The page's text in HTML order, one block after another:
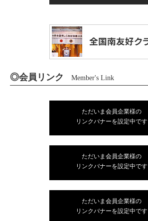
◎会員リンク Member's Link
ただいま会員企業様の
リンクバナーを設定中です
ただいま会員企業様の
リンクバナーを設定中です
ただいま会員企業様の
リンクバナーを設定中です